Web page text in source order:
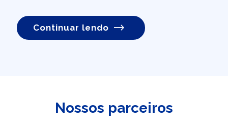
Continuar lendo
Nossos parceiros